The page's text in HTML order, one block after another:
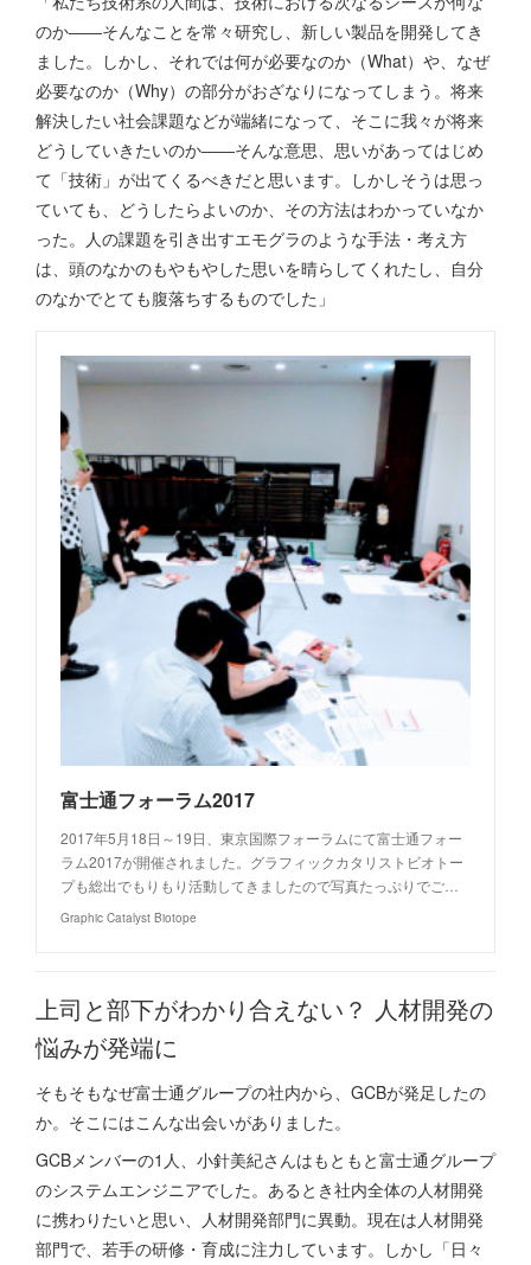
のか――そんなことを常々研究し、新しい製品を開発してき
ました。しかし、それでは何が必要なのか（What）や、なぜ
必要なのか（Why）の部分がおざなりになってしまう。将来
解決したい社会課題などが端緒になって、そこに我々が将来
どうしていきたいのか――そんな意思、思いがあってはじめ
て「技術」が出てくるべきだと思います。しかしそうは思っ
ていても、どうしたらよいのか、その方法はわかっていなか
った。人の課題を引き出すエモグラのような手法・考え方
は、頭のなかのもやもやした思いを晴らしてくれたし、自分
のなかでとても腹落ちするものでした」
富士通フォーラム2017
2017年5月18日～19日、東京国際フォーラムにて富士通フォー
ラム2017が開催されました。グラフィックカタリストビオトー
プも総出でもりもり活動してきましたので写真たっぷりでご…
Graphic Catalyst Biotope
上司と部下がわかり合えない？ 人材開発の
悩みが発端に
そもそもなぜ富士通グループの社内から、GCBが発足したの
か。そこにはこんな出会いがありました。
GCBメンバーの1人、小針美紀さんはもともと富士通グループ
のシステムエンジニアでした。あるとき社内全体の人材開発
に携わりたいと思い、人材開発部門に異動。現在は人材開発
部門で、若手の研修・育成に注力しています。しかし「日々